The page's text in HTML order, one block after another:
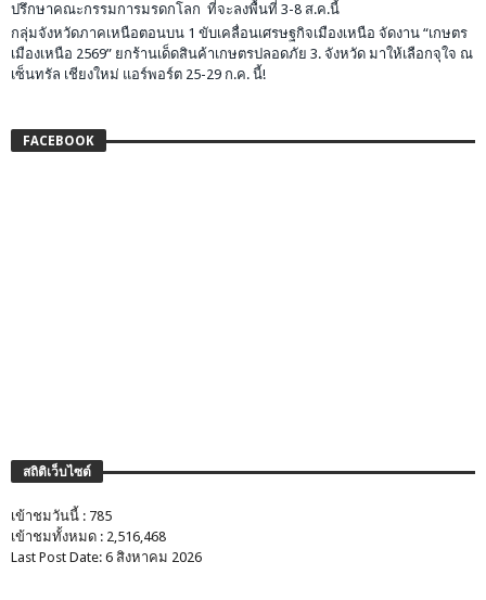
ปรึกษาคณะกรรมการมรดกโลก ที่จะลงพื้นที่ 3-8 ส.ค.นี้
กลุ่มจังหวัดภาคเหนือตอนบน 1 ขับเคลื่อนเศรษฐกิจเมืองเหนือ จัดงาน “เกษตร
เมืองเหนือ 2569” ยกร้านเด็ดสินค้าเกษตรปลอดภัย 3. จังหวัด มาให้เลือกจุใจ ณ
เซ็นทรัล เชียงใหม่ แอร์พอร์ต 25-29 ก.ค. นี้!
FACEBOOK
สถิติเว็บไซต์
เข้าชมวันนี้ : 785
เข้าชมทั้งหมด : 2,516,468
Last Post Date: 6 สิงหาคม 2026